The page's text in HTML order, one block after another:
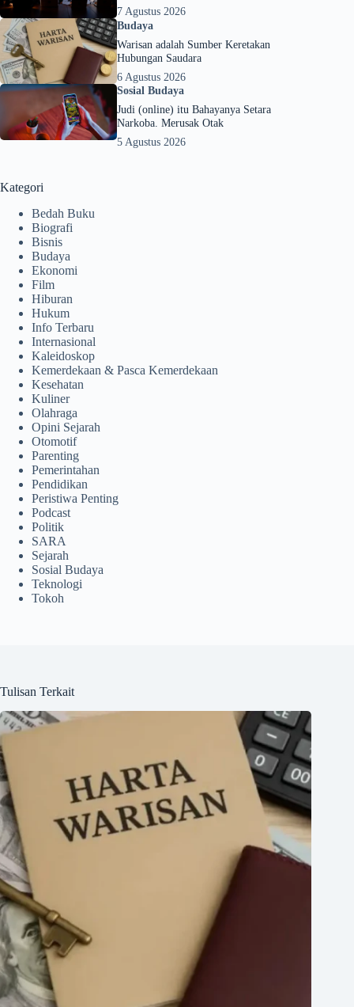
7 Agustus 2026
Budaya
Warisan adalah Sumber Keretakan
Hubungan Saudara
6 Agustus 2026
Sosial Budaya
Judi (online) itu Bahayanya Setara
Narkoba. Merusak Otak
5 Agustus 2026
Kategori
Bedah Buku
Biografi
Bisnis
Budaya
Ekonomi
Film
Hiburan
Hukum
Info Terbaru
Internasional
Kaleidoskop
Kemerdekaan & Pasca Kemerdekaan
Kesehatan
Kuliner
Olahraga
Opini Sejarah
Otomotif
Parenting
Pemerintahan
Pendidikan
Peristiwa Penting
Podcast
Politik
SARA
Sejarah
Sosial Budaya
Teknologi
Tokoh
Tulisan Terkait